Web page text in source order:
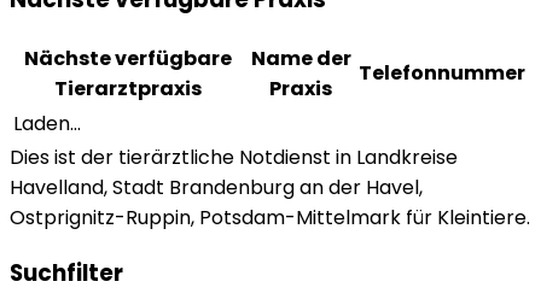
Nächste verfügbare
Tierarztpraxis
Name der
Praxis
Telefonnummer
Laden...
Dies ist der tierärztliche Notdienst in Landkreise
Havelland, Stadt Brandenburg an der Havel,
Ostprignitz-Ruppin, Potsdam-Mittelmark für Kleintiere.
Suchfilter